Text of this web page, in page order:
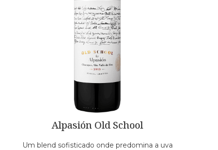
Alpasión Old School
Um blend sofisticado onde predomina a uva